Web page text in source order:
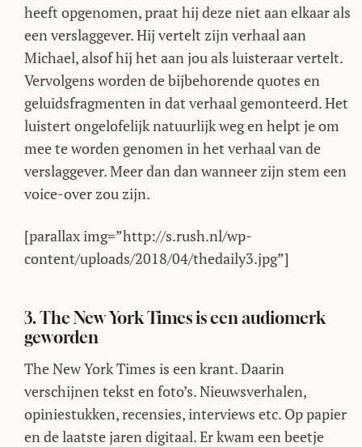
heeft opgenomen, praat hij deze niet aan elkaar als
een verslaggever. Hij vertelt zijn verhaal aan
Michael, alsof hij het aan jou als luisteraar vertelt.
Vervolgens worden de bijbehorende quotes en
geluidsfragmenten in dat verhaal gemonteerd. Het
luistert ongelofelijk natuurlijk weg en helpt je om
mee te worden genomen in het verhaal van de
verslaggever. Meer dan dan wanneer zijn stem een
voice-over zou zijn.
[parallax img=”http://s.rush.nl/wp-
content/uploads/2018/04/thedaily3.jpg”]
3. The New York Times is een audiomerk
geworden
The New York Times is een krant. Daarin
verschijnen tekst en foto’s. Nieuwsverhalen,
opiniestukken, recensies, interviews etc. Op papier
en de laatste jaren digitaal. Er kwam een beetje